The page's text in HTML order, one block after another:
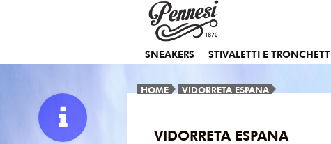
SNEAKERS STIVALETTI E TRONCHETTI
HOME VIDORRETA ESPANA
VIDORRETA ESPANA